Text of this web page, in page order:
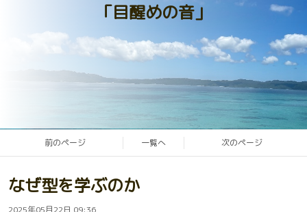
「目醒めの音」
前のページ 一覧へ 次のページ
なぜ型を学ぶのか
2025年05月22日 09:36